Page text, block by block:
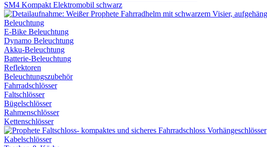
SM4 Kompakt Elektromobil schwarz
Beleuchtung
E-Bike Beleuchtung
Dynamo Beleuchtung
Akku-Beleuchtung
Batterie-Beleuchtung
Reflektoren
Beleuchtungszubehör
Fahrradschlösser
Faltschlösser
Bügelschlösser
Rahmenschlösser
Kettenschlösser
Vorhängeschlösser
Kabelschlösser